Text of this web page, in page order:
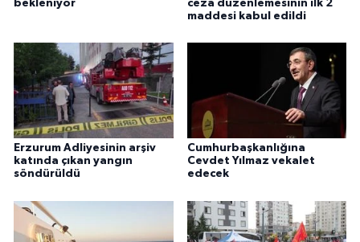
bekleniyor
ceza düzenlemesinin ilk 2
maddesi kabul edildi
Erzurum Adliyesinin arşiv
katında çıkan yangın
söndürüldü
Cumhurbaşkanlığına
Cevdet Yılmaz vekalet
edecek